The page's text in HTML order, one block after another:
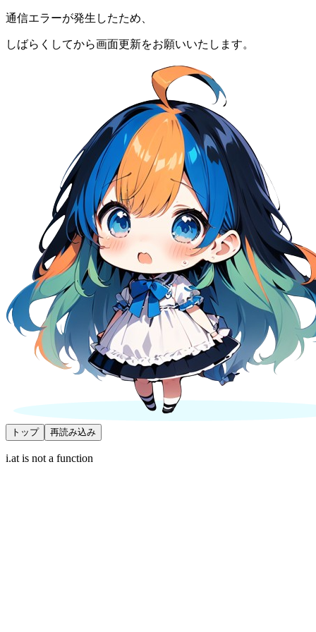
通信エラーが発生したため、
しばらくしてから画面更新をお願いいたします。
トップ 再読み込み
i.at is not a function